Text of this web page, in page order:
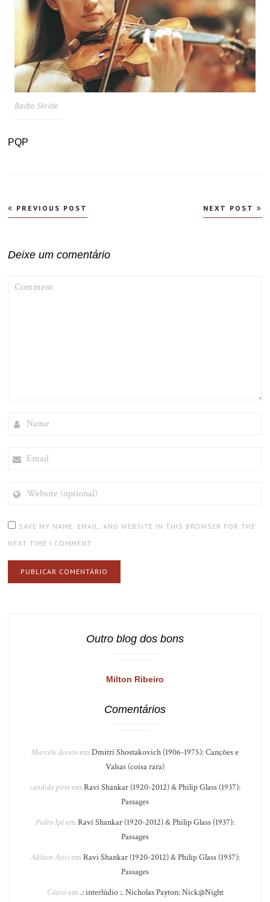
Baiba Skride
PQP
Navegação
de
PREVIOUS POST NEXT POST
Deixe um comentário
(OPTIONAL)
SAVE MY NAME, EMAIL, AND WEBSITE IN THIS BROWSER FOR THE
NEXT TIME I COMMENT.
Outro blog dos bons
Milton Ribeiro
Comentários
Marcelo devotoem Dmitri Shostakovich (1906-1975): Canções e
Valsas (coisa rara)
candida piresem Ravi Shankar (1920-2012) & Philip Glass (1937):
Passages
Pedro Ipêem Ravi Shankar (1920-2012) & Philip Glass (1937):
Passages
Adilson Assisem Ravi Shankar (1920-2012) & Philip Glass (1937):
Passages
Cássioem .: interlúdio :. Nicholas Payton: Nick@Night